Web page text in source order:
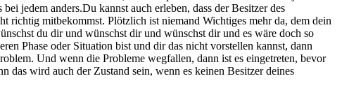
jedem anders.Du kannst auch erleben, dass der Besitzer des
richtig mitbekommst. Plötzlich ist niemand Wichtiges mehr da, dem dein
du dir und wünschst dir und wünschst dir und es wäre doch so
Phase oder Situation bist und dir das nicht vorstellen kannst, dann
Und wenn die Probleme wegfallen, dann ist es eingetreten, bevor
das wird auch der Zustand sein, wenn es keinen Besitzer deines